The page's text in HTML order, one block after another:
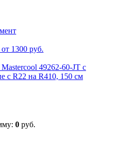
1300 руб.
49262-60-JT с
с R22 на R410, 150 см
0 руб.